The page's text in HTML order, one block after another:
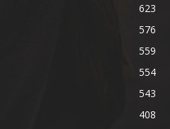
623
576
559
554
543
408